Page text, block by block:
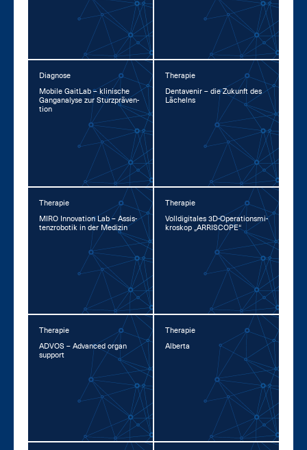
Diagnose
Mo­bi­le GaitLab – kli­ni­sche
Gan­gana­ly­se zur Sturz­prä­ven­
ti­on
Therapie
Den­ta­ve­nir – die Zu­kunft des
Lä­chelns
Therapie
MI­RO In­no­va­ti­on Lab – As­sis­
tenz­ro­bo­tik in der Me­di­zin
Therapie
Voll­di­gi­ta­les 3D-Ope­ra­ti­ons­mi­
kro­skop „AR­RI­SCOPE“
Therapie
AD­VOS – Ad­van­ced or­gan
sup­port
Therapie
Al­ber­ta